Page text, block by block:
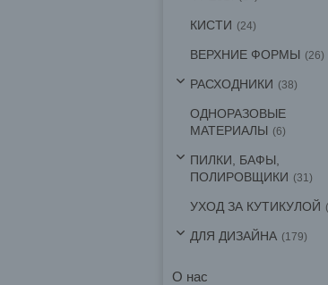
КИСТИ 24
ВЕРХНИЕ ФОРМЫ 26
РАСХОДНИКИ 38
ОДНОРАЗОВЫЕ
МАТЕРИАЛЫ
6
ПИЛКИ, БАФЫ,
ПОЛИРОВЩИКИ
31
УХОД ЗА КУТИКУЛОЙ
ДЛЯ ДИЗАЙНА 179
О нас